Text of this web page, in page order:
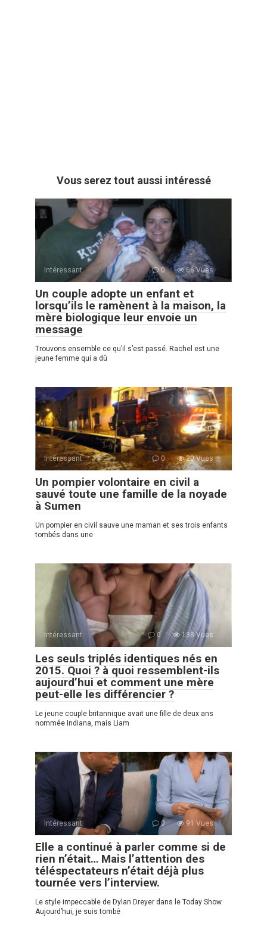
Vous serez tout aussi intéressé
Intéressant 0 66 Vues :
Un couple adopte un enfant et
lorsqu’ils le ramènent à la maison, la
mère biologique leur envoie un
message
Trouvons ensemble ce qu’il s’est passé. Rachel est une
jeune femme qui a dû
Intéressant 0 20 Vues :
Un pompier volontaire en civil a
sauvé toute une famille de la noyade
à Sumen
Un pompier en сivil sauve une maman et ses trois enfants
tombés dans une
Intéressant 0 138 Vues :
Les seuls triplés identiques nés en
2015. Quoi ? à quoi ressemblent-ils
aujourd’hui et comment une mère
peut-elle les différencier ?
Le jeune couple britannique avait une fille de deux ans
nommée Indiana, mais Liam
Intéressant 0 91 Vues :
Elle a continué à parler comme si de
rien n’était… Mais l’attention des
téléspectateurs n’était déjà plus
tournée vers l’interview.
Le style impeccable de Dylan Dreyer dans le Today Show
Aujourd’hui, je suis tombé